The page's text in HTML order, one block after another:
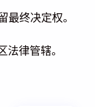
最终决定权。
律管辖。